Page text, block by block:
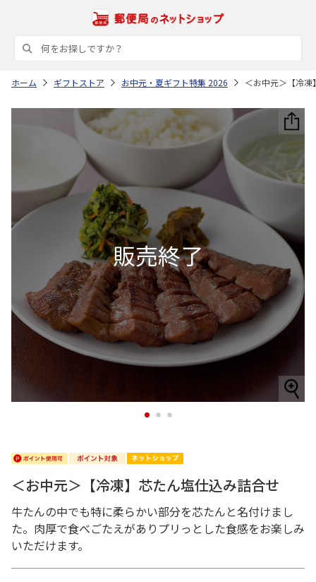
ホーム ギフトストア お中元・夏ギフト特集 2026 ＜お中元＞【冷
1 2 3
＜お中元＞【冷凍】芯たん塩仕込み詰合せ
牛たんの中でも特に柔らかい部分を芯たんと名付けまし
た。肉厚で食べごたえがありプリっとした食感をお楽しみ
いただけます。